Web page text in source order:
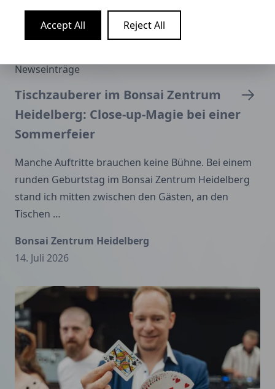
Newseinträge
Tischzauberer im Bonsai Zentrum
Heidelberg: Close-up-Magie bei einer
Sommerfeier
Manche Auftritte brauchen keine Bühne. Bei einem
runden Geburtstag im Bonsai Zentrum Heidelberg
stand ich mitten zwischen den Gästen, an den
Tischen …
Bonsai Zentrum Heidelberg
14. Juli 2026
Accept All Reject All